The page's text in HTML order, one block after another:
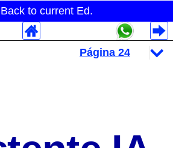
to current Ed.